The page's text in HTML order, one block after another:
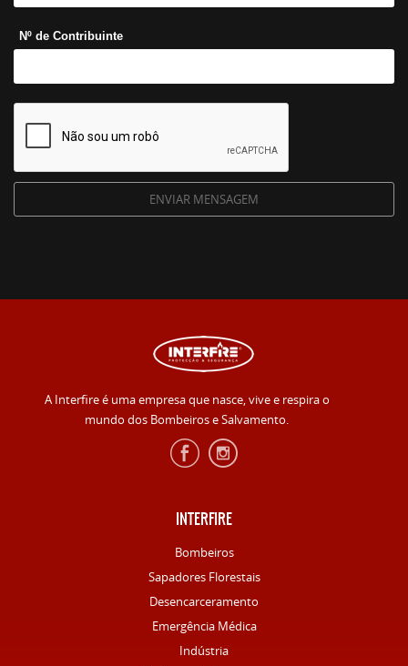
Nº de Contribuinte
A Interfire é uma empresa que nasce, vive e respira o
mundo dos Bombeiros e Salvamento.
INTERFIRE
Bombeiros
Sapadores Florestais
Desencarceramento
Emergência Médica
Indústria